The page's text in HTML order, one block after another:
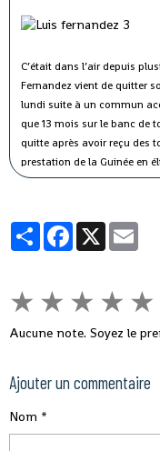
C’était dans l’air depuis
Fernandez vient de quitter
lundi suite à un commun
que 13 mois sur le banc de
quitte après avoir reçu des
prestation de la Guinée en
2017.
PartagerFacebook
X
★ ★ ★ ★ ★
Aucune note. Soyez le
Ajouter un commentaire
Nom